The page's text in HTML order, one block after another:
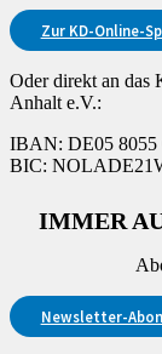
Zur KD-Online-
Oder direkt an das
Anhalt e.V.:
IBAN: DE05 8055
BIC:
IMMER
Newsletter-